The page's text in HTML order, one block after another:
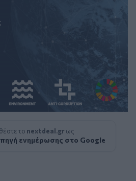
το nextdeal.gr ως
ενημέρωσης στο Google